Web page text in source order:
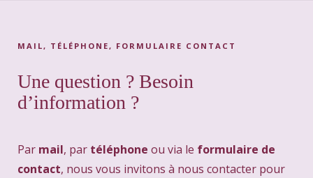
MAIL, TÉLÉPHONE, FORMULAIRE CONTACT
Une question ? Besoin
d’information ?
Par mail, par téléphone ou via le formulaire de
contact, nous vous invitons à nous contacter pour